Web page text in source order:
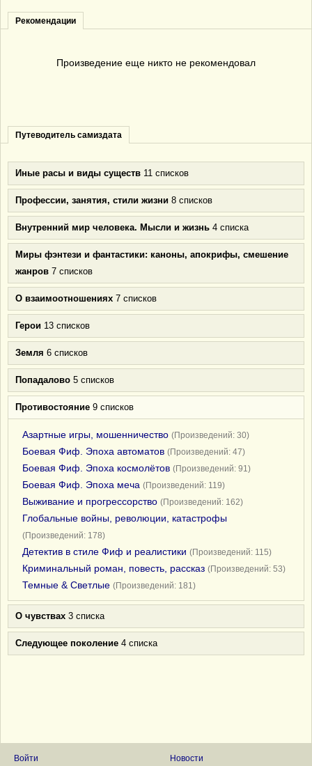
Рекомендации
Произведение еще никто не рекомендовал
Путеводитель самиздата
Иные расы и виды существ 11 списков
Профессии, занятия, стили жизни 8 списков
Внутренний мир человека. Мысли и жизнь 4 списка
Миры фэнтези и фантастики: каноны, апокрифы, смешение
жанров 7 списков
О взаимоотношениях 7 списков
Герои 13 списков
Земля 6 списков
Попадалово 5 списков
Противостояние 9 списков
Азартные игры, мошенничество (Произведений: 30)
Боевая Фиф. Эпоха автоматов (Произведений: 47)
Боевая Фиф. Эпоха космолётов (Произведений: 91)
Боевая Фиф. Эпоха меча (Произведений: 119)
Выживание и прогрессорство (Произведений: 162)
Глобальные войны, революции, катастрофы
(Произведений: 178)
Детектив в стиле Фиф и реалистики (Произведений: 115)
Криминальный роман, повесть, рассказ (Произведений: 53)
Темные & Светлые (Произведений: 181)
О чувствах 3 списка
Следующее поколение 4 списка
Войти Новости